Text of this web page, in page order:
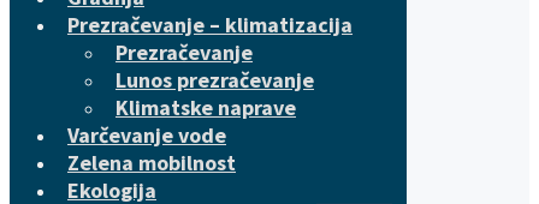
Prezračevanje – klimatizacija
Prezračevanje
Lunos prezračevanje
Klimatske naprave
Varčevanje vode
Zelena mobilnost
Ekologija